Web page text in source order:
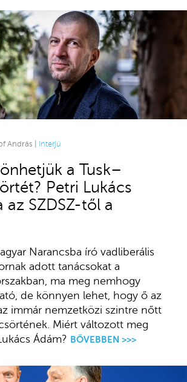
András | Interjú
a Tusk–
Petri Lukács
az SZDSZ-től a
Narancsba író vadliberális
adott tanácsokat a
ma meg nemhogy
de könnyen lehet, hogy ő az
immár nemzetközi szintre nőtt
Miért változott meg
Ádám? BŐVEBBEN >>>